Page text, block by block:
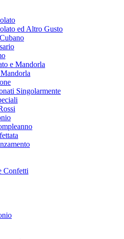
ed Altro Gusto
e Mandorla
Singolarmente
Confetti